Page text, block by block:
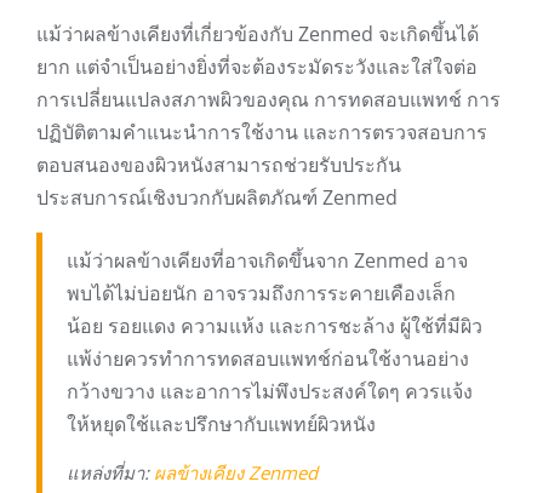
แม้ว่าผลข้างเคียงที่เกี่ยวข้องกับ Zenmed จะเกิดขึ้นได้
ยาก แต่จำเป็นอย่างยิ่งที่จะต้องระมัดระวังและใส่ใจต่อ
การเปลี่ยนแปลงสภาพผิวของคุณ การทดสอบแพทช์ การ
ปฏิบัติตามคำแนะนำการใช้งาน และการตรวจสอบการ
ตอบสนองของผิวหนังสามารถช่วยรับประกัน
ประสบการณ์เชิงบวกกับผลิตภัณฑ์ Zenmed
แม้ว่าผลข้างเคียงที่อาจเกิดขึ้นจาก Zenmed อาจ
พบได้ไม่บ่อยนัก อาจรวมถึงการระคายเคืองเล็ก
น้อย รอยแดง ความแห้ง และการชะล้าง ผู้ใช้ที่มีผิว
แพ้ง่ายควรทำการทดสอบแพทช์ก่อนใช้งานอย่าง
กว้างขวาง และอาการไม่พึงประสงค์ใดๆ ควรแจ้ง
ให้หยุดใช้และปรึกษากับแพทย์ผิวหนัง
แหล่งที่มา: ผลข้างเคียง Zenmed